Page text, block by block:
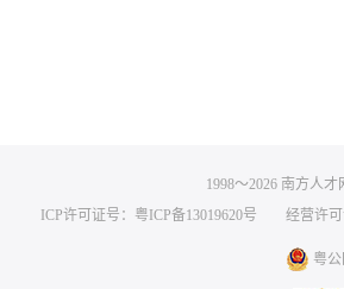
1998～2026 南方人才
ICP许可证号：粤ICP备13019620号 经营许可
粤公